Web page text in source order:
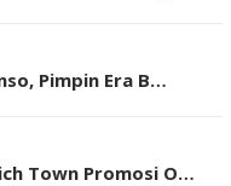
Pimpin Era B…
Town Promosi O…